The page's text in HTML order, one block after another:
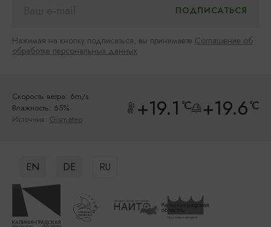
Нажимая на кнопку подписаться, вы принимаете Соглашение об
обработке персональных данных
Скорость ветра: 6m/s
Влажность: 65%
Источник: Gismeteo +19.1 °C +19.6°C
EN DE RU